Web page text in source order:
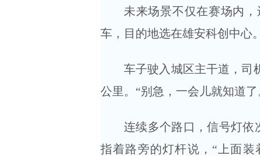
未来场景不仅在赛场内
车，目的地选在雄安科创中心。
车子驶入城区主干道，司
公里。“别急，一会儿就知道了
连续多个路口，信号灯依
指着路旁的灯杆说，“上面装